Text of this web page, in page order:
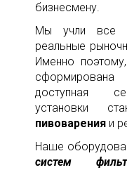
бизнесмену.
Мы учли все
реальные
Именно
доступная
установки
пивоварения и
Наше
систем